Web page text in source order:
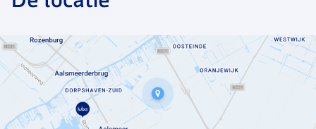
markt, voor overheden en financiële instellingen. Het
communicatie en belofte maakt schuld. Hier houdt
iedereen zich aan zijn of haar afspraken. Als iets
tegenvalt klagen zij niet maar zetten ze juist de
schouders eronder. er heerst een hoge betrokkenheid
bij elkaar en dit bedrijf ondersteund de collega's zo